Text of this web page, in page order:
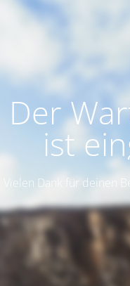
Der
ist
Vielen Dank für deinen